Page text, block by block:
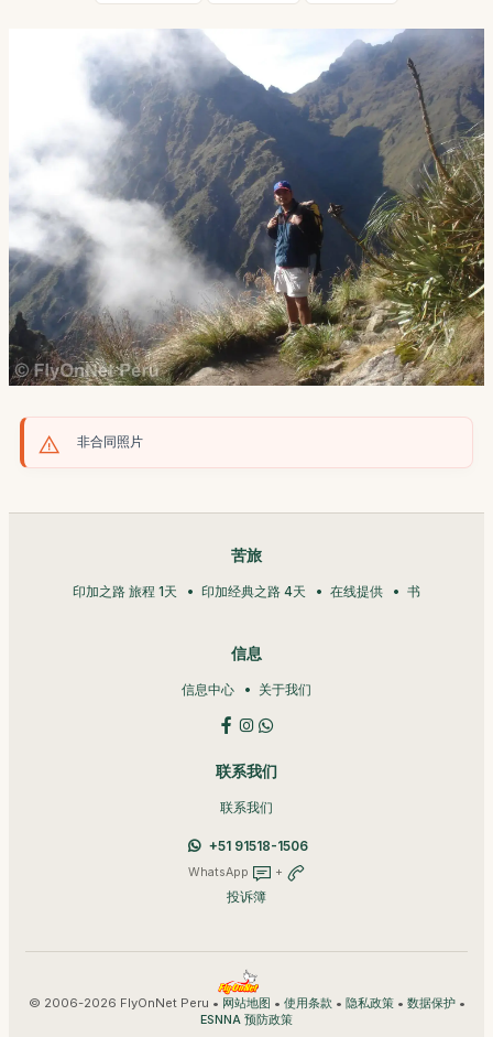
非合同照片
苦旅
印加之路 旅程 1天 印加经典之路 4天 在线提供 书
信息
信息中心 关于我们
联系我们
联系我们
+51 91518-1506
WhatsApp +
投诉簿
© 2006-2026 FlyOnNet Peru • 网站地图 • 使用条款 • 隐私政策• 数据保护•
ESNNA 预防政策